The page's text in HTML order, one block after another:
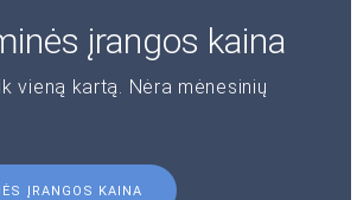
įrangos kaina
vieną kartą. Nėra mėnesinių
ĮRANGOS KAINA